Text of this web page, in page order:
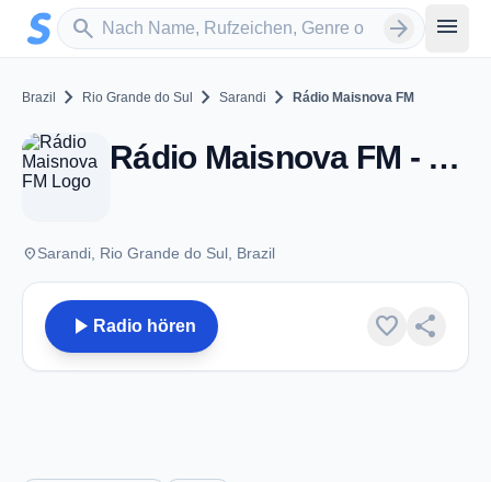
Zum Hauptinhalt springen
search
Sender suchen arrow_forward menu
Brazil chevron_right Rio Grande do Sul chevron_right Sarandi chevron_right Rádio Maisnova FM
Rádio Maisnova FM - FM 93.5 - Sarandi
placeSarandi, Rio Grande do Sul, Brazil
play_arrow Radio hören favorite share